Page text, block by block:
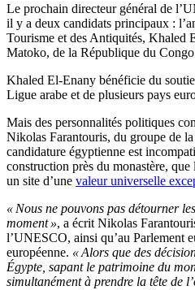
Le prochain directeur général de
il y a deux candidats principaux :
Tourisme et des Antiquités, Khaled
Matoko, de la République du
Khaled El-Enany bénéficie du
Ligue arabe et de plusieurs pays
Mais des personnalités politiques
Nikolas Farantouris, du groupe de
candidature égyptienne est
construction près du monastère,
un site d’une valeur universelle
« Nous ne pouvons pas détourner
moment », a écrit Nikolas
l’UNESCO, ainsi qu’au Parlement
européenne. « Alors que des
Égypte, sapant le patrimoine du
simultanément à prendre la tête de